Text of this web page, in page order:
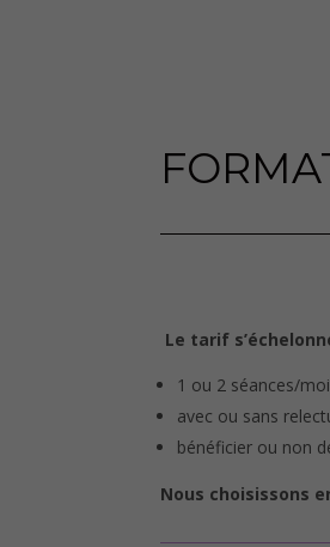
Le tarif
1 ou 2 séances/
avec ou sans
bénéficier ou non
Nous choisissons